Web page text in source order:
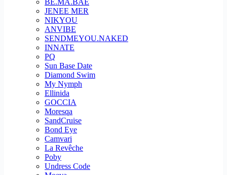
BE.MA.BAE
JENEE MER
NIKYOU
ANVIBE
SENDMEYOU.NAKED
INNATE
PQ
Sun Base Date
Diamond Swim
My Nymph
Ellinida
GOCCIA
Moresqa
SandCruise
Bond Eye
Camvari
La Revêche
Poby
Undress Code